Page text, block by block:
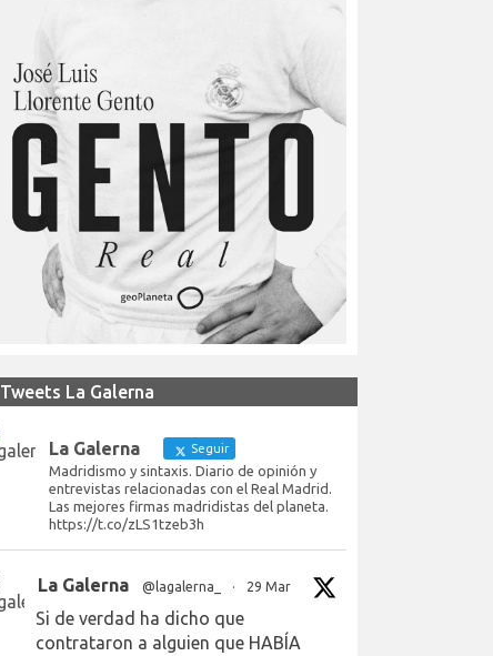
Tweets La Galerna
La Galerna Seguir
Madridismo y sintaxis. Diario de opinión y
entrevistas relacionadas con el Real Madrid.
Las mejores firmas madridistas del planeta.
https://t.co/zLS1tzeb3h
La Galerna @lagalerna_ · 29 Mar
Si de verdad ha dicho que
contrataron a alguien que HABÍA